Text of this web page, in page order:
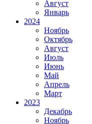
Август
Январь
2024
Ноябрь
Октябрь
Август
Июль
Июнь
Май
Апрель
Март
2023
Декабрь
Ноябрь